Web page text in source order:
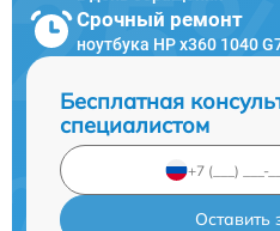
Срочный ремонт
ноутбука HP x360 1040
Бесплатная
специалистом
Оставить